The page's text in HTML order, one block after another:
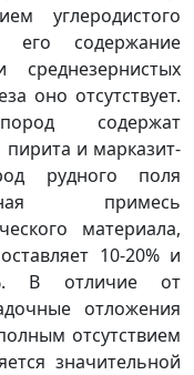
углеродистого
его содержание
оно отсутствует.
содержат
пирита и марказит-
рудного поля
примесь
материала,
10-20% и
В отличие от
отложения
отсутствием
значительной